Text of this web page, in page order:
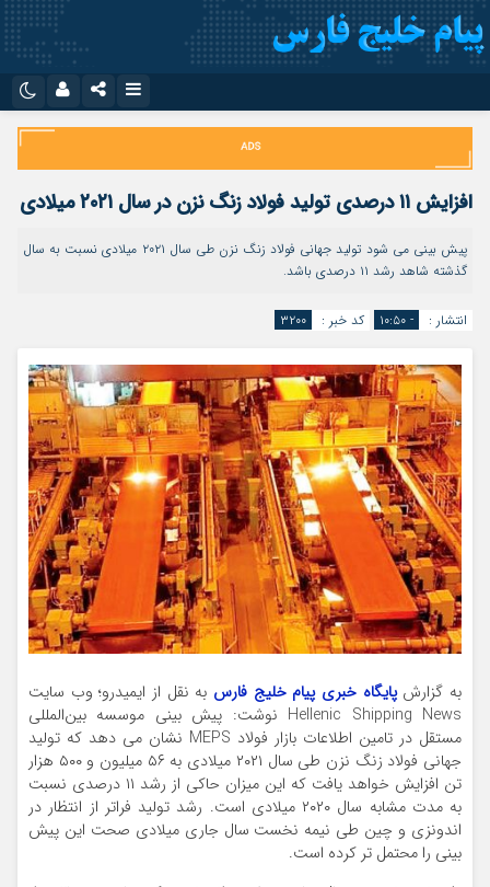
اینستاگرام
تلگرام
سروش
ایتا
اپلیکیشن
نام کاربری یا نشانی ایمیل
رمز عبور
افزایش ۱۱ درصدی تولید فولاد زنگ نزن در سال ۲۰۲۱ میلادی
پیش بینی می شود تولید جهانی فولاد زنگ نزن طی سال ۲۰۲۱ میلادی نسبت به سال
گذشته شاهد رشد ۱۱ درصدی باشد.
انتشار : - ۱۰:۵۰ کد خبر : ۳۲۰۰
به گزارشپایگاه خبری پیام خلیج فارس به نقل از ایمیدرو؛ وب سایت
Hellenic Shipping News نوشت: پیش بینی موسسه بین‌المللی
مستقل در تامین اطلاعات بازار فولاد MEPS نشان می دهد که تولید
جهانی فولاد زنگ نزن طی سال ۲۰۲۱ میلادی به ۵۶ میلیون و ۵۰۰ هزار
تن افزایش خواهد یافت که این میزان حاکی از رشد ۱۱ درصدی نسبت
به مدت مشابه سال ۲۰۲۰ میلادی است. رشد تولید فراتر از انتظار در
اندونزی و چین طی نیمه نخست سال جاری میلادی صحت این پیش
بینی را محتمل تر کرده است.